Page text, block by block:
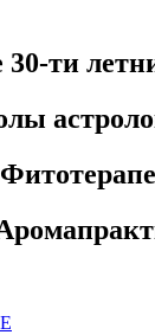
30-ти